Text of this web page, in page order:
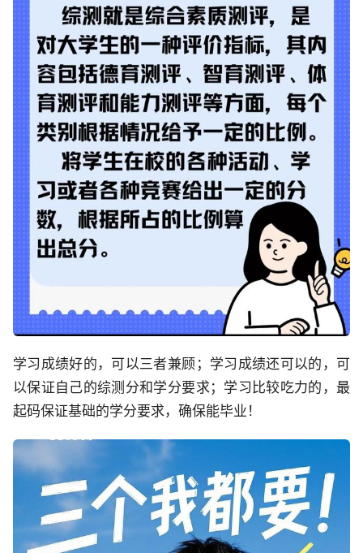
学习成绩好的，可以三者兼顾；学习成绩还可以的，可
以保证自己的综测分和学分要求；学习比较吃力的，最
起码保证基础的学分要求，确保能毕业！